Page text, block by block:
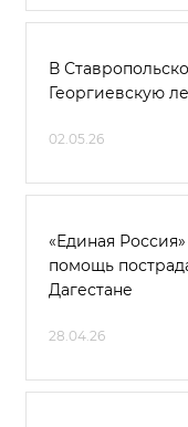
В
Георгиевскую
02.05.26
«Единая
помощь
Дагестане
28.04.26